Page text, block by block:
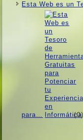
Esta Web es un
para… (0)